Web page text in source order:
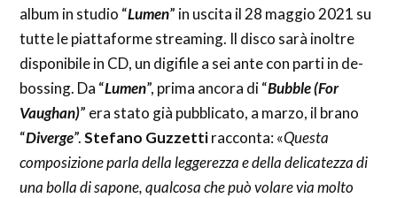
album in studio “Lumen” in uscita il 28 maggio 2021 su
tutte le piattaforme streaming. Il disco sarà inoltre
disponibile in CD, un digifile a sei ante con parti in de-
bossing. Da “Lumen”, prima ancora di “Bubble (For
Vaughan)” era stato già pubblicato, a marzo, il brano
“Diverge”.Stefano Guzzettiracconta: «Questa
composizione parla della leggerezza e della delicatezza di
una bolla di sapone, qualcosa che può volare via molto